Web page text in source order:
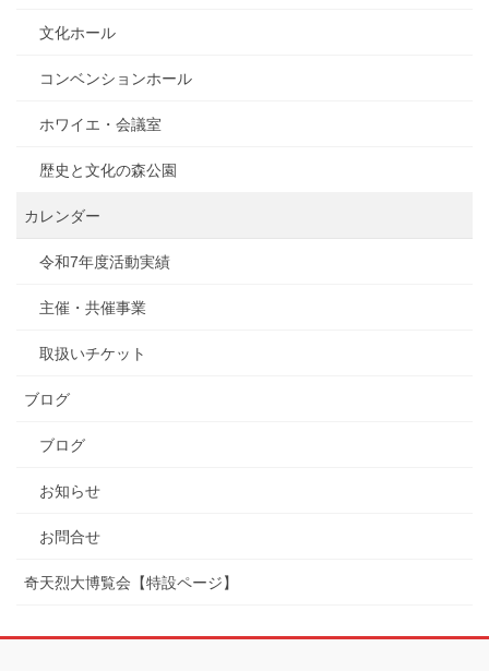
文化ホール
コンベンションホール
ホワイエ・会議室
歴史と文化の森公園
カレンダー
令和7年度活動実績
主催・共催事業
取扱いチケット
ブログ
ブログ
お知らせ
お問合せ
奇天烈大博覧会【特設ページ】